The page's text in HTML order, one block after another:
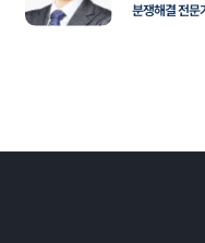
분쟁해결 전문